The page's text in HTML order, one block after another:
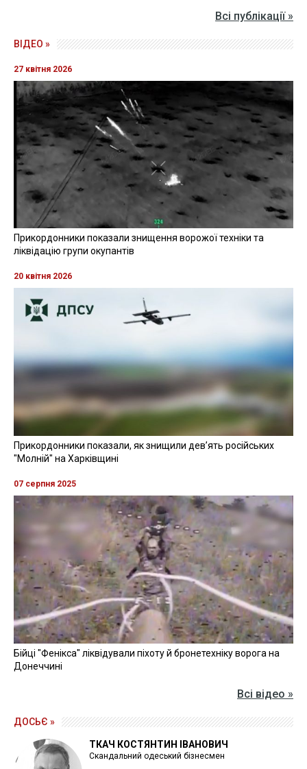
Всі публікації »
ВІДЕО »
27 квітня 2026
Прикордонники показали знищення ворожої техніки та
ліквідацію групи окупантів
20 квітня 2026
Прикордонники показали, як знищили девʼять російських
"Молній" на Харківщині
07 серпня 2025
Бійці "Фенікса" ліквідували піхоту й бронетехніку ворога на
Донеччині
Всі відео »
ДОСЬЄ »
ТКАЧ КОСТЯНТИН ІВАНОВИЧ
Скандальний одеський бізнесмен